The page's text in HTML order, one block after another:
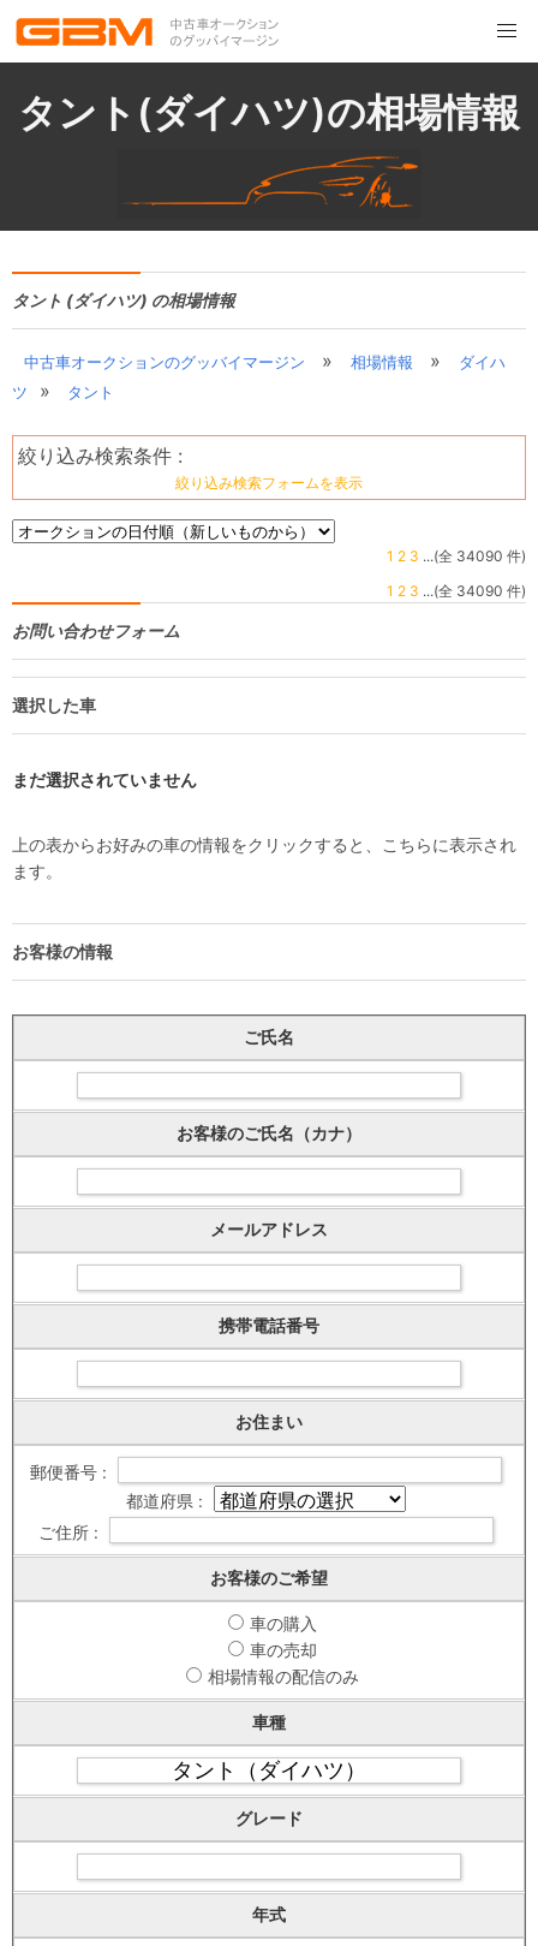
タント(ダイハツ)の相場情報
タント (ダイハツ) の相場情報
中古車オークションのグッバイマージン » 相場情報 »
ダイハ
ツ
» タント
絞り込み検索条件 :
絞り込み検索フォームを表示
1 2 3 ...(全 34090 件)
1 2 3 ...(全 34090 件)
お問い合わせフォーム
選択した車
まだ選択されていません
上の表からお好みの車の情報をクリックすると、こちらに表示され
ます。
お客様の情報
ご氏名
お客様のご氏名（カナ）
メールアドレス
携帯電話番号
お住まい
郵便番号 :
都道府県 :
ご住所 :
お客様のご希望
車の購入
車の売却
相場情報の配信のみ
車種
グレード
年式